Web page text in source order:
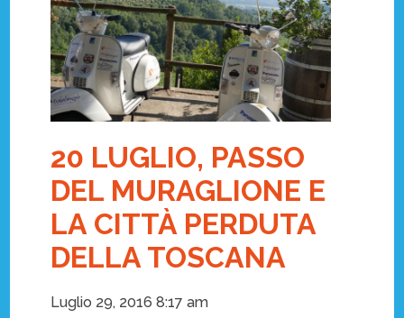
20 LUGLIO, PASSO
DEL MURAGLIONE E
LA CITTÀ PERDUTA
DELLA TOSCANA
Luglio 29, 2016 8:17 am